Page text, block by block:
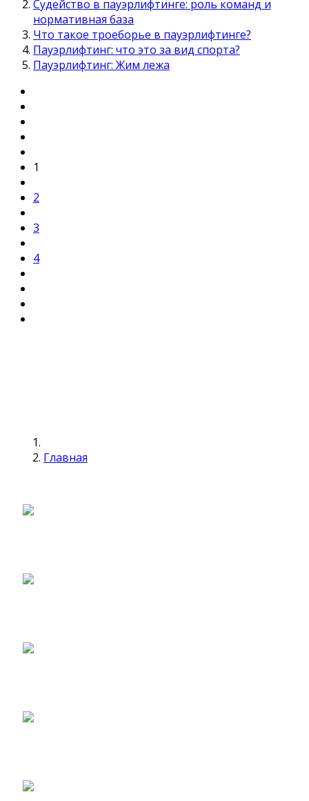
Судейство в пауэрлифтинге: роль команд и
нормативная база
Что такое троеборье в пауэрлифтинге?
Пауэрлифтинг: что это за вид спорта?
Пауэрлифтинг: Жим лежа
1
2
3
4
Главная